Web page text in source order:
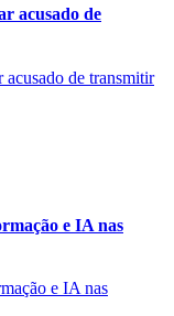
acusado de
e IA nas